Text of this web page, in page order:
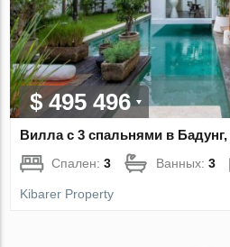
$ 495 496
Вилла с 3 спальнями в
Спален:3 Ванных:3
Kibarer Property